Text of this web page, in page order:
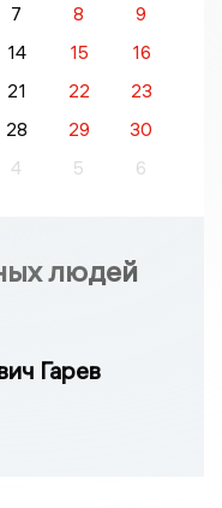
7 8
9
14 15
16
21 22
23
28 29
30
4 5 6
людей
Гарев